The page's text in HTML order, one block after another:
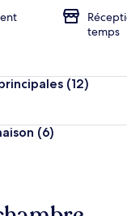
temps
(12)
(6)